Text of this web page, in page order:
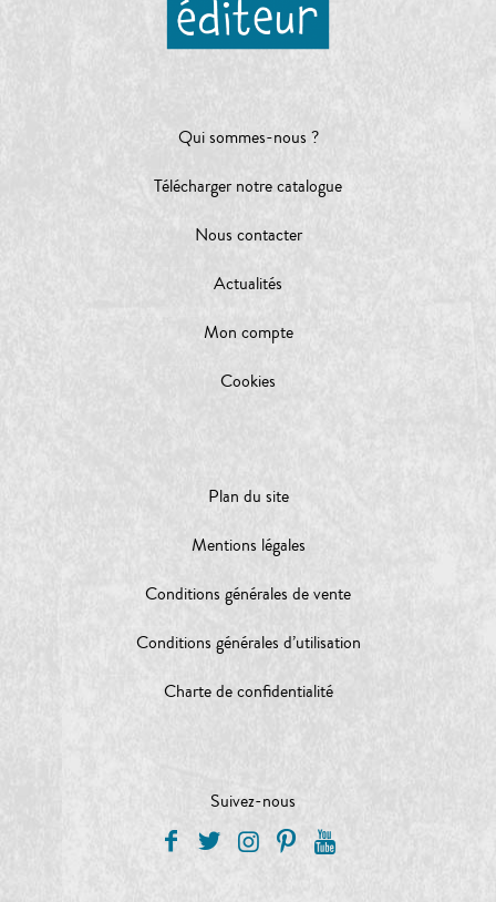
Qui sommes-nous ?
Télécharger notre catalogue
Nous contacter
Actualités
Mon compte
Cookies
Plan du site
Mentions légales
Conditions générales de vente
Conditions générales d’utilisation
Charte de confidentialité
Suivez-nous